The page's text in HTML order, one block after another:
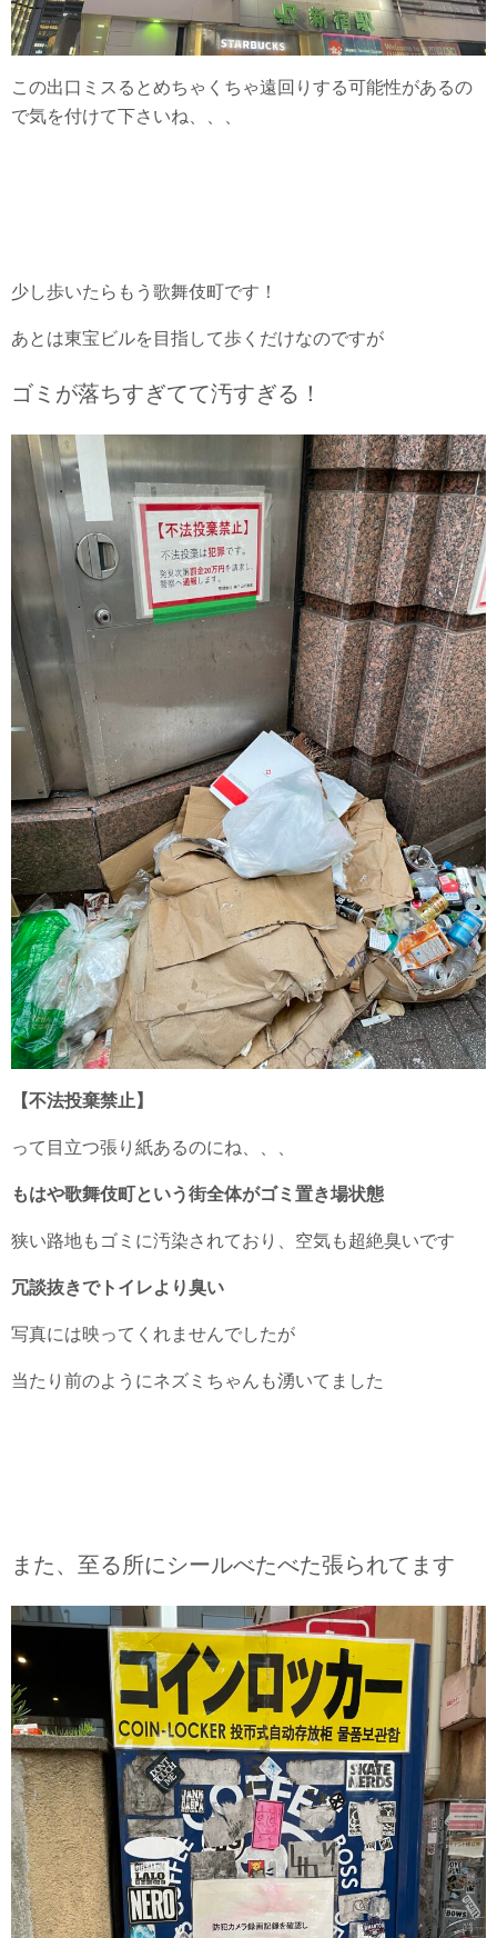
この出口ミスるとめちゃくちゃ遠回りする可能性があるの
で気を付けて下さいね、、、
少し歩いたらもう歌舞伎町です！
あとは東宝ビルを目指して歩くだけなのですが
ゴミが落ちすぎてて汚すぎる！
【不法投棄禁止】
って目立つ張り紙あるのにね、、、
もはや歌舞伎町という街全体がゴミ置き場状態
狭い路地もゴミに汚染されており、空気も超絶臭いです
冗談抜きでトイレより臭い
写真には映ってくれませんでしたが
当たり前のようにネズミちゃんも湧いてました
また、至る所にシールべたべた張られてます